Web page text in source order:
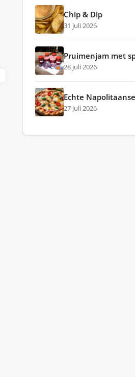
Chip & Dip
31 juli 2026
Pruimenjam met
28 juli 2026
Echte
27 juli 2026